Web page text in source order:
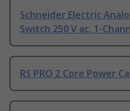
Schneider Electric
Switch 250 V ac, 1-
RS PRO 2 Core Power